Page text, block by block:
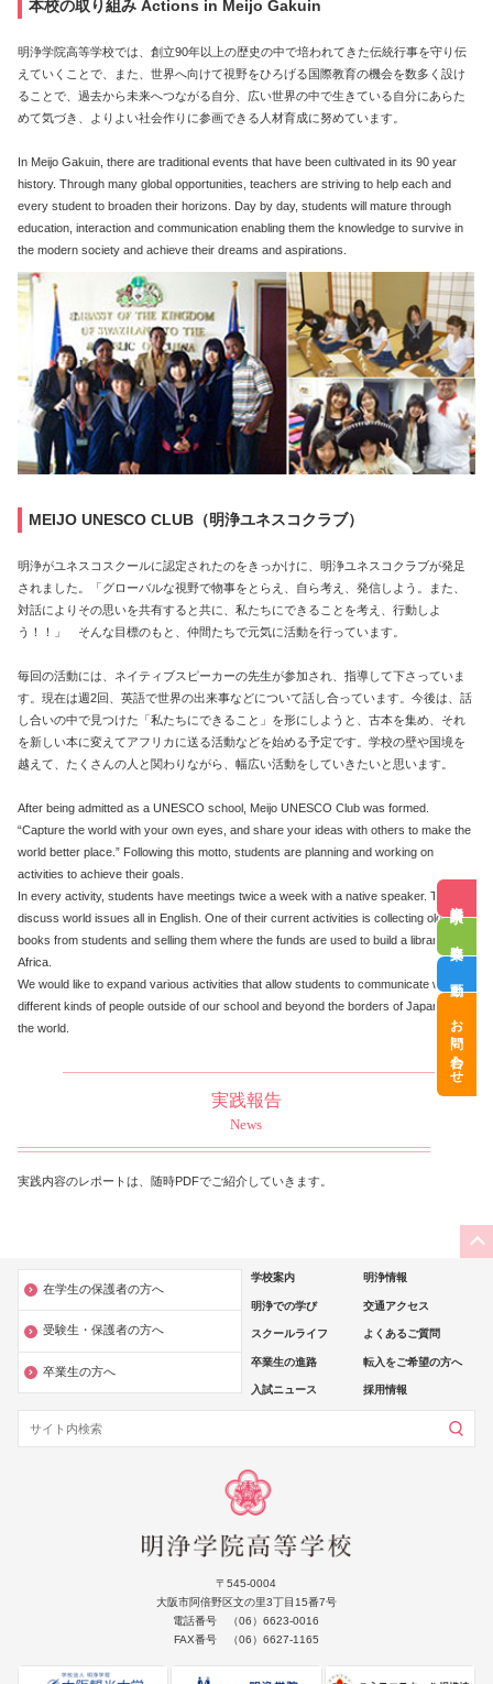
お問い合わせ
本校の取り組み Actions in Meijo Gakuin
明浄学院高等学校では、創立90年以上の歴史の中で培われてきた伝統行事を守り伝
えていくことで、また、世界へ向けて視野をひろげる国際教育の機会を数多く設け
ることで、過去から未来へつながる自分、広い世界の中で生きている自分にあらた
めて気づき、よりよい社会作りに参画できる人材育成に努めています。
In Meijo Gakuin, there are traditional events that have been cultivated in its 90 year
history. Through many global opportunities, teachers are striving to help each and
every student to broaden their horizons. Day by day, students will mature through
education, interaction and communication enabling them the knowledge to survive in
the modern society and achieve their dreams and aspirations.
MEIJO UNESCO CLUB（明浄ユネスコクラブ）
明浄がユネスコスクールに認定されたのをきっかけに、明浄ユネスコクラブが発足
されました。「グローバルな視野で物事をとらえ、自ら考え、発信しよう。また、
対話によりその思いを共有すると共に、私たちにできることを考え、行動しよ
う！！」 そんな目標のもと、仲間たちで元気に活動を行っています。
毎回の活動には、ネイティブスピーカーの先生が参加され、指導して下さっていま
す。現在は週2回、英語で世界の出来事などについて話し合っています。今後は、話
し合いの中で見つけた「私たちにできること」を形にしようと、古本を集め、それ
を新しい本に変えてアフリカに送る活動などを始める予定です。学校の壁や国境を
越えて、たくさんの人と関わりながら、幅広い活動をしていきたいと思います。
After being admitted as a UNESCO school, Meijo UNESCO Club was formed.
“Capture the world with your own eyes, and share your ideas with others to make the
world better place.” Following this motto, students are planning and working on
activities to achieve their goals.
In every activity, students have meetings twice a week with a native speaker. They
discuss world issues all in English. One of their current activities is collecting old
books from students and selling them where the funds are used to build a library in
Africa.
We would like to expand various activities that allow students to communicate with
different kinds of people outside of our school and beyond the borders of Japan with
the world.
実践報告
News
実践内容のレポートは、随時PDFでご紹介していきます。
在学生の保護者の方へ
受験生・保護者の方へ
卒業生の方へ
学校案内 明浄情報
明浄での学び 交通アクセス
スクールライフ よくあるご質問
卒業生の進路 転入をご希望の方へ
入試ニュース 採用情報
〒545-0004
大阪市阿倍野区文の里3丁目15番7号
電話番号 （06）6623-0016
FAX番号 （06）6627-1165